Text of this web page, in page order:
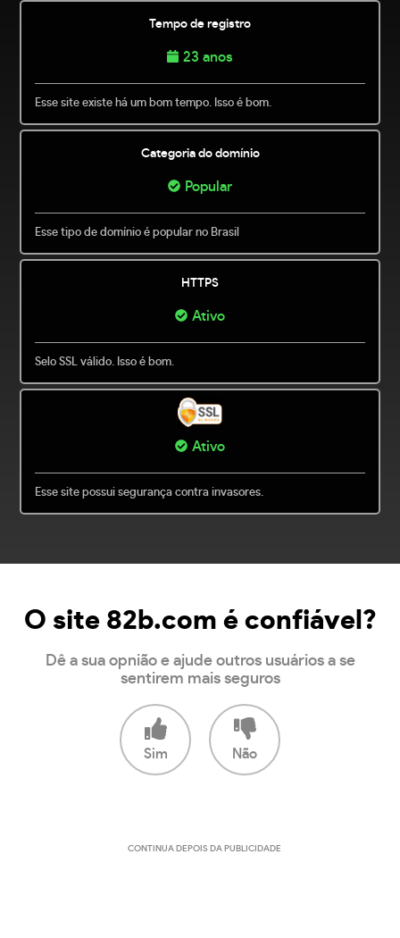
Tempo de registro
23 anos
Esse site existe há um bom tempo. Isso é bom.
Categoria do domínio
Popular
Esse tipo de domínio é popular no Brasil
HTTPS
Ativo
Selo SSL válido. Isso é bom.
Ativo
Esse site possui segurança contra invasores.
O site 82b.com é confiável?
Dê a sua opnião e ajude outros usuários a se
sentirem mais seguros
Sim Não
CONTINUA DEPOIS DA PUBLICIDADE